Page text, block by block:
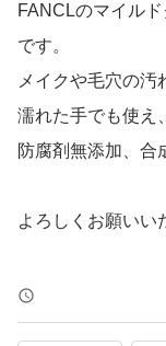
FANCLのマイル
です。
メイクや毛穴の汚
濡れた手でも使え
防腐剤無添加、合
よろしくお願いい
ファンケル
mL ×2本